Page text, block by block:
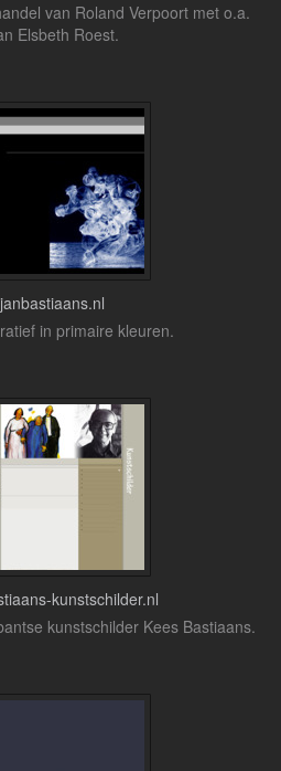
van Roland Verpoort met o.a.
Elsbeth Roest.
in primaire kleuren.
kunstschilder.nl
kunstschilder Kees Bastiaans.